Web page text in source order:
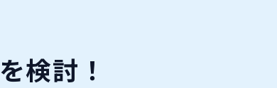
を検討！